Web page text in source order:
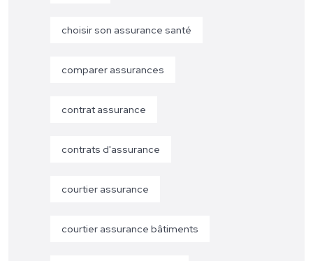
choisir son assurance santé
comparer assurances
contrat assurance
contrats d'assurance
courtier assurance
courtier assurance bâtiments